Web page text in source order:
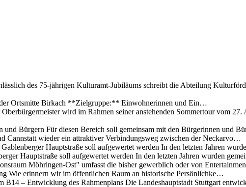
des 75-jährigen Kulturamt-Jubiläums schreibt die Abteilung
Ortsmitte Birkach **Zielgruppe:** Einwohnerinnen und Ein…
wird im Rahmen seiner anstehenden Sommertour vom 27.
und Bürgern Für diesen Bereich soll gemeinsam mit den Bürgerinnen und
Cannstatt wieder ein attraktiver Verbindungsweg zwischen der Neckarvo…
Hauptstraße soll aufgewertet werden In den letzten Jahren
Hauptstraße soll aufgewertet werden In den letzten Jahren wurden
Möhringen-Ost" umfasst die bisher gewerblich oder von
Wie erinnern wir im öffentlichen Raum an historische Persönlichke…
B14 – Entwicklung des Rahmenplans Die Landeshauptstadt Stuttgart